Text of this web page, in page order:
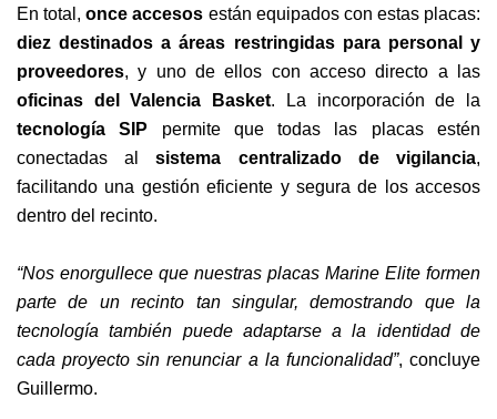
En total,once accesos están equipados con estas placas:
diez destinados a áreas restringidas para personal y
proveedores, y uno de ellos con acceso directo a las
oficinas del Valencia Basket. La incorporación de la
tecnología SIP permite que todas las placas estén
conectadas alsistema centralizado de vigilancia,
facilitando una gestión eficiente y segura de los accesos
dentro del recinto.
“Nos enorgullece que nuestras placas Marine Elite formen
parte de un recinto tan singular, demostrando que la
tecnología también puede adaptarse a la identidad de
cada proyecto sin renunciar a la funcionalidad”, concluye
Guillermo.